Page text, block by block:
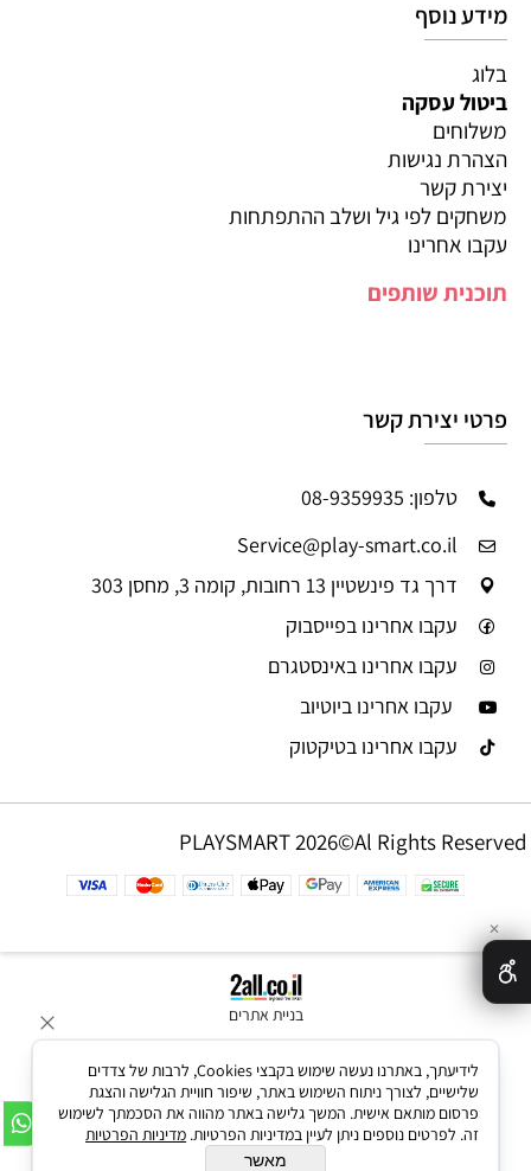
מידע נוסף
בלוג
ביטול עסקה
משלוחים
הצהרת נגישות
יצירת קשר
משחקים לפי גיל ושלב ההתפתחות
עקבו אחרינו
תוכנית שותפים
פרטי יצירת קשר
טלפון: 08-9359935
Service@play-smart.co.il
דרך גד פינשטיין 13 רחובות, קומה 3, מחסן 303
עקבו אחרינו בפייסבוק
עקבו אחרינו באינסטגרם
עקבו אחרינו ביוטיוב
עקבו אחרינו בטיקטוק
PLAYSMART 2026©Al Rights Reserved
בניית אתרים
✕
לידיעתך, באתרנו נעשה שימוש בקבצי Cookies, לרבות של צדדים
שלישיים, לצורך ניתוח השימוש באתר, שיפור חוויית הגלישה והצגת
פרסום מותאם אישית. המשך גלישה באתר מהווה את הסכמתך לשימוש
זה. לפרטים נוספים ניתן לעיין במדיניות הפרטיות. מדיניות הפרטיות
מאשר